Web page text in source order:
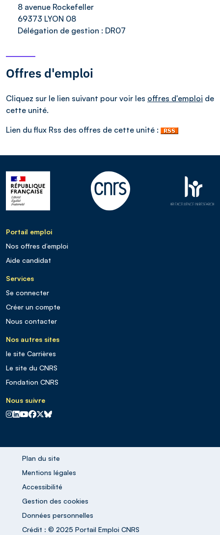
8 avenue Rockefeller
69373 LYON 08
Délégation de gestion : DR07
Offres d'emploi
Cliquez sur le lien suivant pour voir les offres d'emploi de
cette unité.
Lien du flux Rss des offres de cette unité :
Portail emploi
Nos offres d’emploi
Aide candidat
Services
Se connecter
Créer un compte
Nous contacter
Nos autres sites
le site Carrières
Le site du CNRS
Fondation CNRS
Nous suivre
CNRS sur Instagram
CNRS sur Linkedin
CNRS sur Youtube
CNRS sur Facebook
CNRS sur X
CNRS sur Blus sky
Plan du site
Mentions légales
Accessibilité
Gestion des cookies
Données personnelles
Crédit : © 2025 Portail Emploi CNRS